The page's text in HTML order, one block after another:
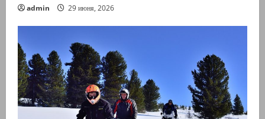
admin 29 июня, 2026